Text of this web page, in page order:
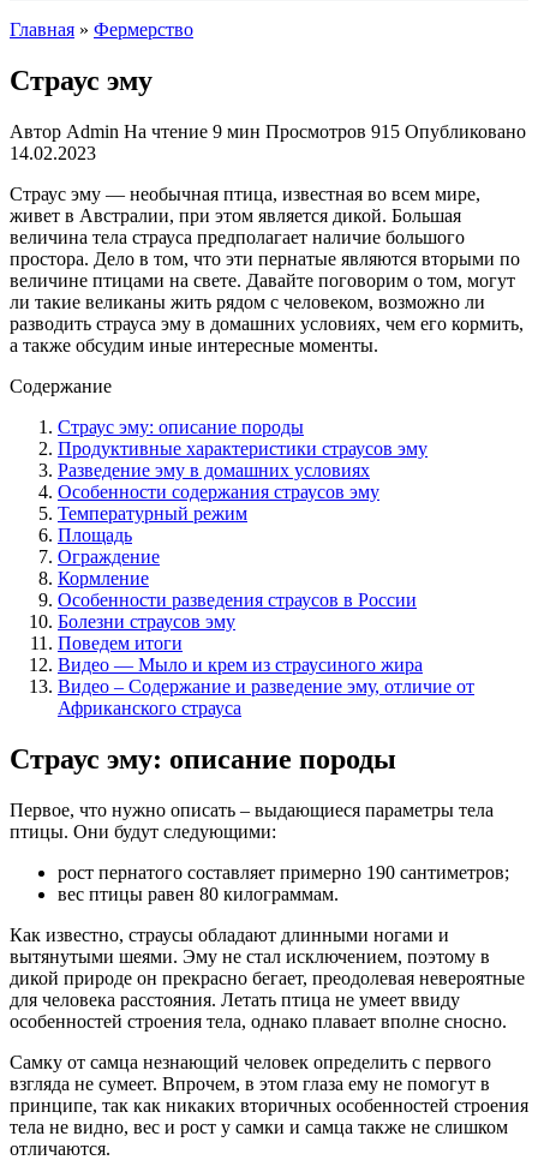
Главная » Фермерство
Страус эму
Автор Admin На чтение 9 мин Просмотров 915 Опубликовано
14.02.2023
Страус эму — необычная птица, известная во всем мире,
живет в Австралии, при этом является дикой. Большая
величина тела страуса предполагает наличие большого
простора. Дело в том, что эти пернатые являются вторыми по
величине птицами на свете. Давайте поговорим о том, могут
ли такие великаны жить рядом с человеком, возможно ли
разводить страуса эму в домашних условиях, чем его кормить,
а также обсудим иные интересные моменты.
Содержание
Страус эму: описание породы
Продуктивные характеристики страусов эму
Разведение эму в домашних условиях
Особенности содержания страусов эму
Температурный режим
Площадь
Ограждение
Кормление
Особенности разведения страусов в России
Болезни страусов эму
Поведем итоги
Видео — Мыло и крем из страусиного жира
Видео – Содержание и разведение эму, отличие от
Африканского страуса
Страус эму: описание породы
Первое, что нужно описать – выдающиеся параметры тела
птицы. Они будут следующими:
рост пернатого составляет примерно 190 сантиметров;
вес птицы равен 80 килограммам.
Как известно, страусы обладают длинными ногами и
вытянутыми шеями. Эму не стал исключением, поэтому в
дикой природе он прекрасно бегает, преодолевая невероятные
для человека расстояния. Летать птица не умеет ввиду
особенностей строения тела, однако плавает вполне сносно.
Самку от самца незнающий человек определить с первого
взгляда не сумеет. Впрочем, в этом глаза ему не помогут в
принципе, так как никаких вторичных особенностей строения
тела не видно, вес и рост у самки и самца также не слишком
отличаются.